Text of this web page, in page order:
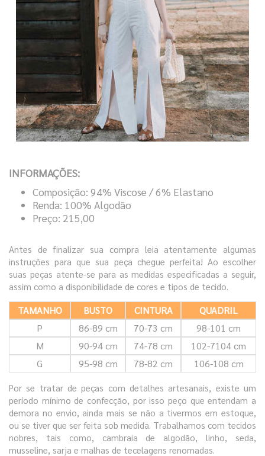
INFORMAÇÕES:
Composição: 94% Viscose / 6% Elastano
Renda: 100% Algodão
Preço: 215,00
Antes de finalizar sua compra leia atentamente algumas
instruções para que sua peça chegue perfeita! Ao escolher
suas peças atente-se para as medidas especificadas a seguir,
assim como a disponibilidade de cores e tipos de tecido.
TAMANHO BUSTO CINTURA
QUADRIL
P
86-89 cm 70-73 cm
98-101 cm
M
90-94 cm 74-78 cm
102-7104 cm
G
95-98 cm 78-82 cm 106-108 cm
Por se tratar de peças com detalhes artesanais, existe um
período mínimo de confecção, por isso peço que entendam a
demora no envio, ainda mais se não a tivermos em estoque,
ou se tiver que ser feita sob medida. Trabalhamos com tecidos
nobres, tais como, cambraia de algodão, linho, seda,
musseline, sarja e malhas de tecelagens renomadas.